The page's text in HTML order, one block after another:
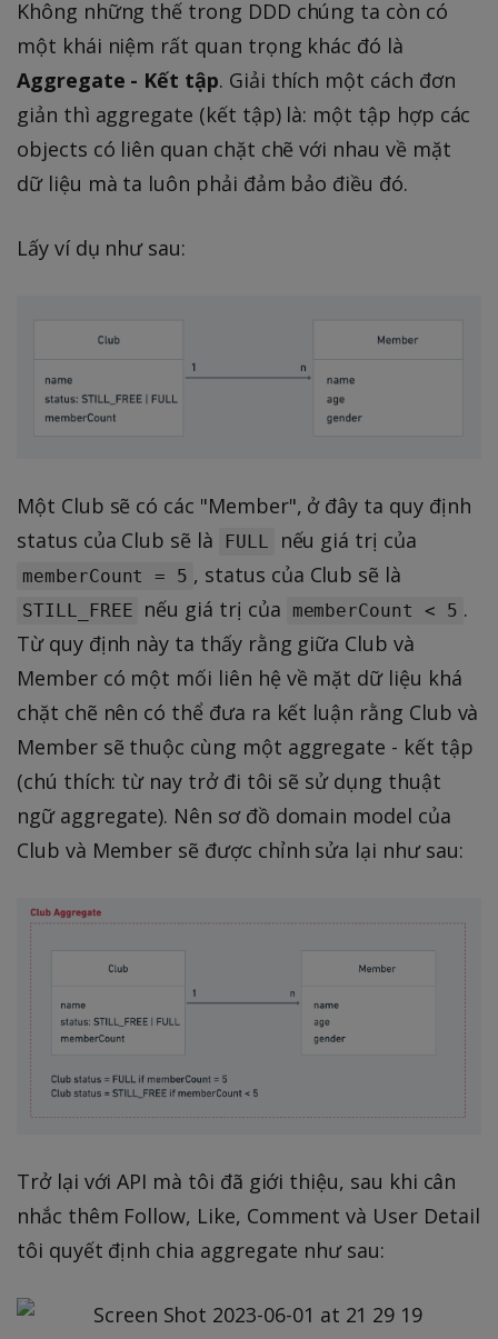
Không những thế trong DDD chúng ta còn có
một khái niệm rất quan trọng khác đó là
Aggregate - Kết tập. Giải thích một cách đơn
giản thì aggregate (kết tập) là: một tập hợp các
objects có liên quan chặt chẽ với nhau về mặt
dữ liệu mà ta luôn phải đảm bảo điều đó.
Lấy ví dụ như sau:
Một Club sẽ có các "Member", ở đây ta quy định
status của Club sẽ là
FULL nếu giá trị của
memberCount = 5 , status của Club sẽ là
STILL_FREE nếu giá trị của memberCount < 5 .
Từ quy định này ta thấy rằng giữa Club và
Member có một mối liên hệ về mặt dữ liệu khá
chặt chẽ nên có thể đưa ra kết luận rằng Club và
Member sẽ thuộc cùng một aggregate - kết tập
(chú thích: từ nay trở đi tôi sẽ sử dụng thuật
ngữ aggregate). Nên sơ đồ domain model của
Club và Member sẽ được chỉnh sửa lại như sau:
Trở lại với API mà tôi đã giới thiệu, sau khi cân
nhắc thêm Follow, Like, Comment và User Detail
tôi quyết định chia aggregate như sau: